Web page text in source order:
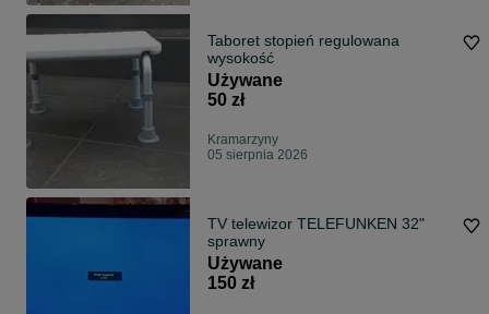
Taboret stopień regulowana
wysokość
Używane
50 zł
Kramarzyny
05 sierpnia 2026
TV telewizor TELEFUNKEN 32"
sprawny
Używane
150 zł